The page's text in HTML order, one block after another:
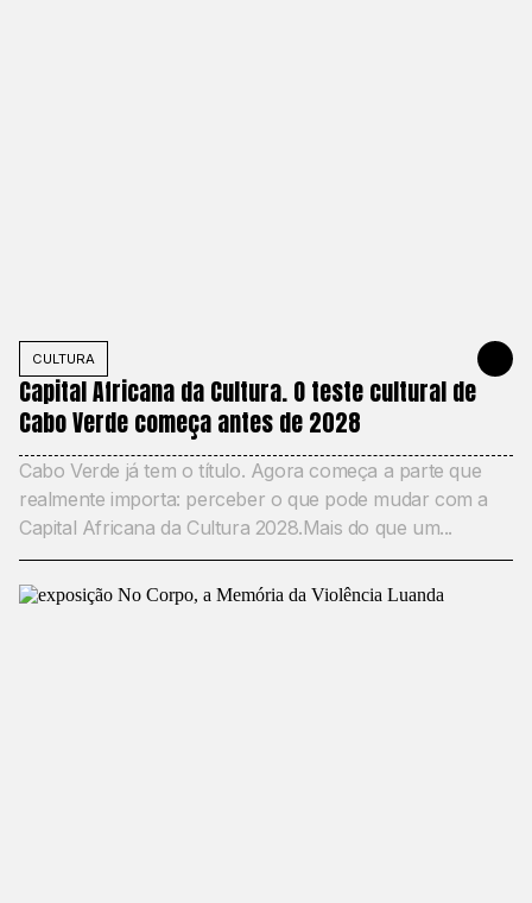
CULTURA JUNE 2,
Capital Africana da Cultura. O teste cultural de
Cabo Verde começa antes de 2028
Cabo Verde já tem o título. Agora começa a parte que
realmente importa: perceber o que pode mudar com a
Capital Africana da Cultura 2028.Mais do que um...